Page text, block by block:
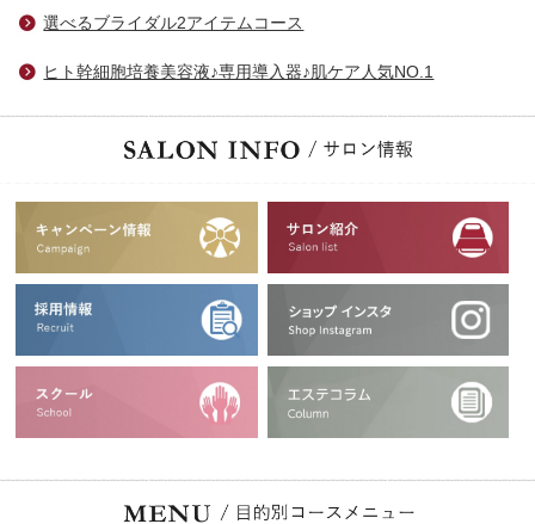
選べるブライダル2アイテムコース
ヒト幹細胞培養美容液♪専用導入器♪肌ケア人気NO.1